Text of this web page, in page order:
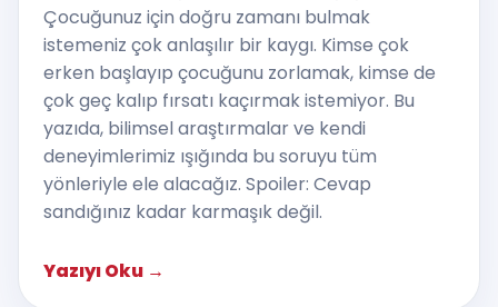
Çocuğunuz için doğru zamanı bulmak
istemeniz çok anlaşılır bir kaygı. Kimse çok
erken başlayıp çocuğunu zorlamak, kimse de
çok geç kalıp fırsatı kaçırmak istemiyor. Bu
yazıda, bilimsel araştırmalar ve kendi
deneyimlerimiz ışığında bu soruyu tüm
yönleriyle ele alacağız. Spoiler: Cevap
sandığınız kadar karmaşık değil.
Yazıyı Oku →